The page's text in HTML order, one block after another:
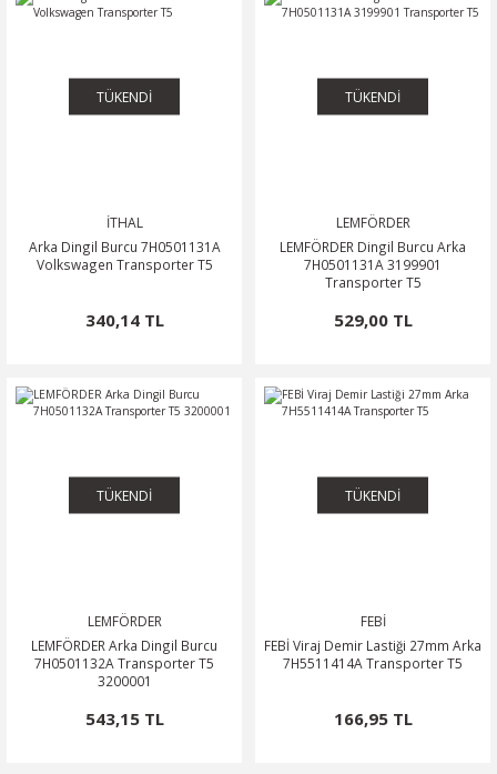
TÜKENDİ
İTHAL
Arka Dingil Burcu 7H0501131A
Volkswagen Transporter T5
340,14 TL
TÜKENDİ
LEMFÖRDER
LEMFÖRDER Dingil Burcu Arka
7H0501131A 3199901
Transporter T5
529,00 TL
TÜKENDİ
LEMFÖRDER
LEMFÖRDER Arka Dingil Burcu
7H0501132A Transporter T5
3200001
543,15 TL
TÜKENDİ
FEBİ
FEBİ Viraj Demir Lastiği 27mm Arka
7H5511414A Transporter T5
166,95 TL